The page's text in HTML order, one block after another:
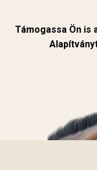
Támogassa Ön is